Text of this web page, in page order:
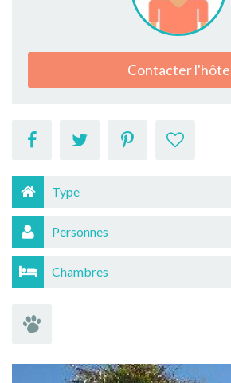
Contacter l'hôte
Type
Personnes
Chambres